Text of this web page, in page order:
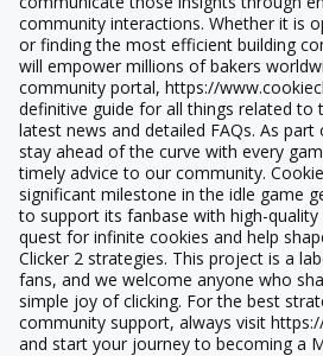
community interactions. Whether it is
or finding the most efficient building
will empower millions of bakers
community portal, https://
definitive guide for all things related to
latest news and detailed FAQs. As
stay ahead of the curve with every
timely advice to our community.
significant milestone in the idle game
to support its fanbase with high-quality
quest for infinite cookies and help
Clicker 2 strategies. This project is a
fans, and we welcome anyone who
simple joy of clicking. For the best
community support, always visit
and start your journey to becoming a